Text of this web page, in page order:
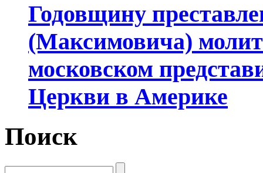
Годовщину
(Максимовича)
московском
Церкви в Америке
Поиск